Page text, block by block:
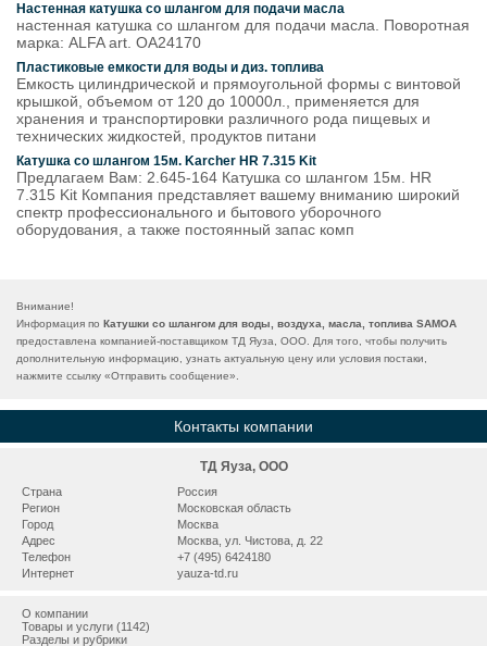
Настенная катушка со шлангом для подачи масла
настенная катушка со шлангом для подачи масла. Поворотная
марка: ALFA art. OA24170
Пластиковые емкости для воды и диз. топлива
Емкость цилиндрической и прямоугольной формы с винтовой
крышкой, объемом от 120 до 10000л., применяется для
хранения и транспортировки различного рода пищевых и
технических жидкостей, продуктов питани
Катушка со шлангом 15м. Karcher HR 7.315 Kit
Предлагаем Вам: 2.645-164 Катушка со шлангом 15м. HR
7.315 Kit Компания представляет вашему вниманию широкий
спектр профессионального и бытового уборочного
оборудования, а также постоянный запас комп
Внимание!
Информация по Катушки со шлангом для воды, воздуха, масла, топлива SAMOA
предоставлена компанией-поставщиком ТД Яуза, ООО. Для того, чтобы получить
дополнительную информацию, узнать актуальную цену или условия постаки,
нажмите ссылку «Отправить сообщение».
Контакты компании
ТД Яуза, ООО
Страна
Россия
Регион
Московская область
Город
Москва
Адрес
Москва, ул. Чистова, д. 22
Телефон
+7 (495) 6424180
Интернет
yauza-td.ru
О компании
Товары и услуги (1142)
Разделы и рубрики